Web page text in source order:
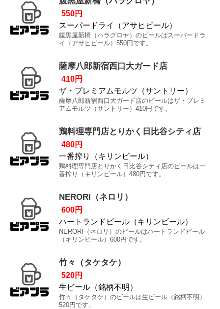
550円
スーパードライ（アサヒビール）
腹黒屋新橋（ハラグロヤ）のビールはスーパードラ
イ（アサヒビール）550円です。
薩摩八郎新宿西口大ガード店
410円
ザ・プレミアムモルツ（サントリー）
薩摩八郎新宿西口大ガード店のビールはザ・プレミ
アムモルツ（サントリー）410円です。
鶏料理専門店とりかく日比谷シティ店
480円
一番搾り（キリンビール）
鶏料理専門店とりかく日比谷シティ店のビールは一
番搾り（キリンビール）480円です。
NERORI（ネロリ）
600円
ハートランドビール（キリンビール）
NERORI（ネロリ）のビールはハートランドビール
（キリンビール）600円です。
竹々（タケタケ）
520円
生ビール（銘柄不明）
竹々（タケタケ）のビールは生ビール（銘柄不明）
520円です。